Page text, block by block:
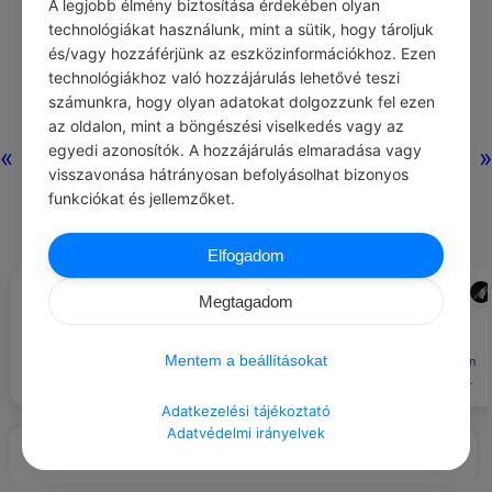
« »
#JÓ TUDNI
Jogod van kérni a szerződés
ADMIN
Játssz retro Nintendo játékokat
az interneten ingyenesen.
biztosítanak akkor is, ha közösen
szeretnéd játszani valaki mással.
A legjobb élmény biztosítása érdekében olyan
technológiákat használunk, mint a sütik, hogy tároljuk
és/vagy hozzáférjünk az eszközinformációkhoz. Ezen
technológiákhoz való hozzájárulás lehetővé teszi
számunkra, hogy olyan adatokat dolgozzunk fel ezen
az oldalon, mint a böngészési viselkedés vagy az
egyedi azonosítók. A hozzájárulás elmaradása vagy
visszavonása hátrányosan befolyásolhat bizonyos
funkciókat és jellemzőket.
Elfogadom
Megtagadom
Mentem a beállításokat
Adatkezelési tájékoztató
Adatvédelmi irányelvek